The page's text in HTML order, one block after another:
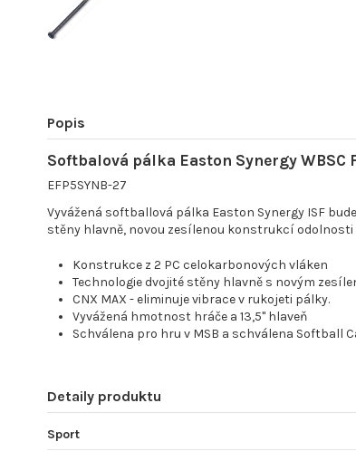
Popis
Softbalová pálka Easton Synergy WBSC
EFP5SYNB-27
Vyvážená softballová pálka Easton Synergy ISF
stěny hlavně, novou zesílenou konstrukcí
Konstrukce z 2 PC celokarbonových vláken
Technologie dvojité stěny hlavně s novým
CNX MAX - eliminuje vibrace v rukojeti pálky.
Vyvážená hmotnost hráče a 13,5" hlaveň
Schválena pro hru v MSB a schválena Softball
Detaily produktu
Sport